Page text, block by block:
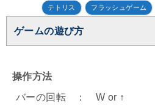
テトリス フラッシュゲーム
ゲームの遊び方
操作方法
バーの回転 ： W or ↑